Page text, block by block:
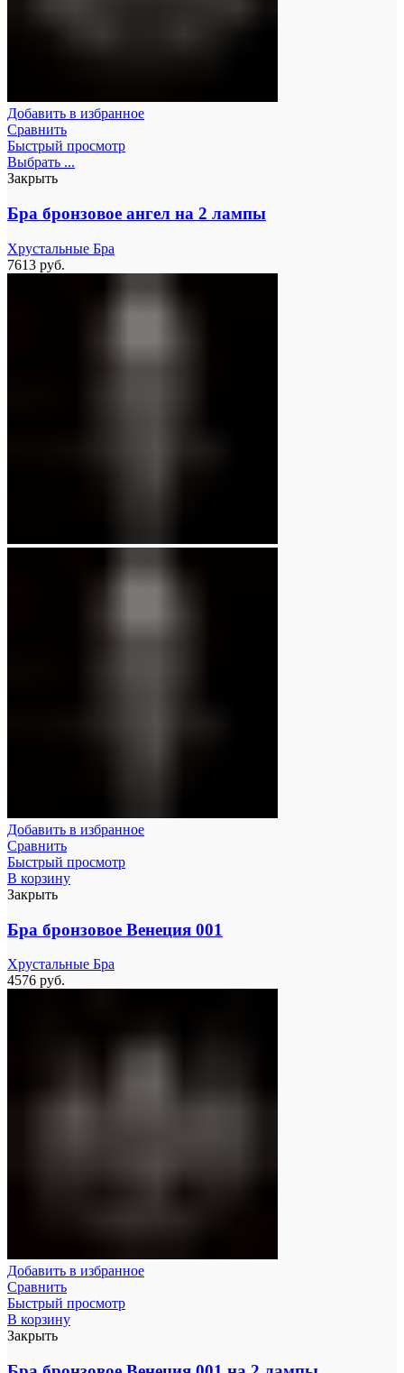
Добавить в избранное
Сравнить
Быстрый просмотр
Выбрать ...
Закрыть
Бра бронзовое ангел на 2 лампы
Хрустальные Бра
7613 руб.
Добавить в избранное
Сравнить
Быстрый просмотр
В корзину
Закрыть
Бра бронзовое Венеция 001
Хрустальные Бра
4576 руб.
Добавить в избранное
Сравнить
Быстрый просмотр
В корзину
Закрыть